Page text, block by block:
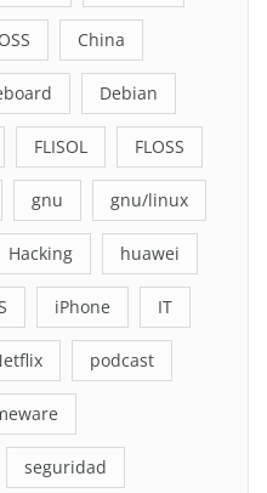
China
Debian
FLISOL FLOSS
gnu gnu/linux
Hacking huawei
iPhone IT
podcast
seguridad